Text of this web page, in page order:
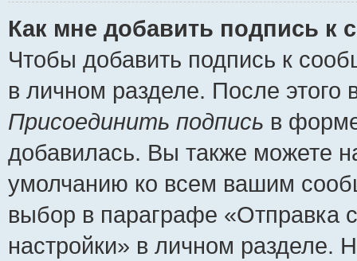
Как мне добавить подпись к
Чтобы добавить подпись к
в личном разделе. После
Присоединить подпись в
добавилась. Вы также можете
умолчанию ко всем вашим
выбор в параграфе «Отправка
настройки» в личном разделе.